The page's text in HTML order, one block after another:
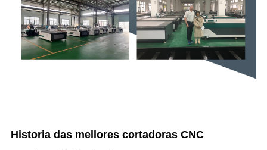
Historia das mellores cortadoras CNC